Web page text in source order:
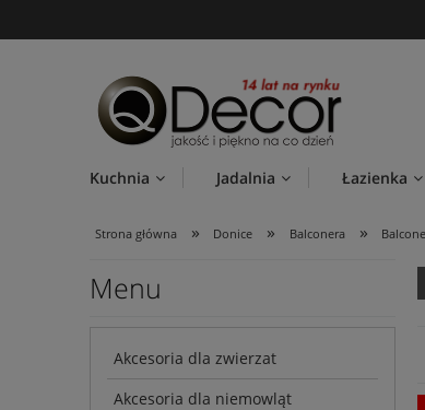
Kuchnia Jadalnia Łazienka
Strona główna » Donice » Balconera »
Menu
Akcesoria dla zwierzat
Akcesoria dla niemowląt